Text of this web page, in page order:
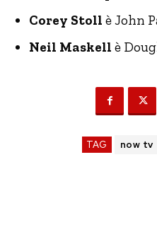
Corey Stoll è John
Neil Maskell è
TAG now tv